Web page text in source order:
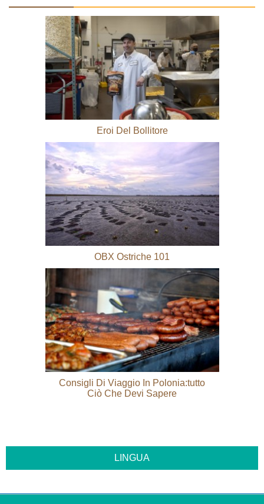
Eroi Del Bollitore
OBX Ostriche 101
Consigli Di Viaggio In Polonia:tutto
Ciò Che Devi Sapere